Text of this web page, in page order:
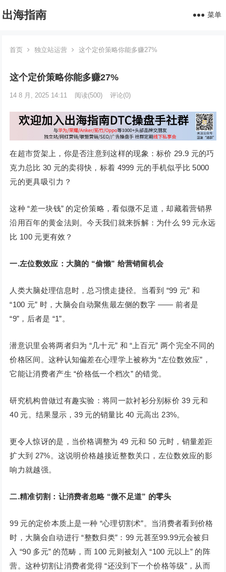
出海指南 菜单
首页 独立站运营 这个定价策略你能多赚27%
这个定价策略你能多赚27%
14 8 月, 2025 14:11 阅读(500) 评论(0)
在超市货架上，你是否注意到这样的现象：标价 29.9 元的巧
克力总比 30 元的卖得快，标着 4999 元的手机似乎比 5000
元的更具吸引力？
这种 “差一块钱” 的定价策略，看似微不足道，却藏着营销界
沿用百年的黄金法则。今天我们就来拆解：为什么 99 元永远
比 100 元更有效？
一.左位数效应：大脑的 “偷懒” 给营销留机会
人类大脑处理信息时，总习惯走捷径。当看到 “99 元” 和
“100 元” 时，大脑会自动聚焦最左侧的数字 —— 前者是
“9”，后者是 “1”。
潜意识里会将两者归为 “几十元” 和 “上百元” 两个完全不同的
价格区间。这种认知偏差在心理学上被称为 “左位数效应”，
它能让消费者产生 “价格低一个档次” 的错觉。
研究机构曾做过有趣实验：将同一款衬衫分别标价 39 元和
40 元。结果显示，39 元的销量比 40 元高出 23%。
更令人惊讶的是，当价格调整为 49 元和 50 元时，销量差距
扩大到 27%。这说明价格越接近整数关口，左位数效应的影
响力就越强。
二.精准切割：让消费者忽略 “微不足道” 的零头
99 元的定价本质上是一种 “心理切割术”。当消费者看到价格
时，大脑会自动进行 “整数归类”：99 元甚至99.99元会被归
入 “90 多元” 的范畴，而 100 元则被划入 “100 元以上” 的阵
营。这种切割让消费者觉得 “还没到下一个价格等级”，从而